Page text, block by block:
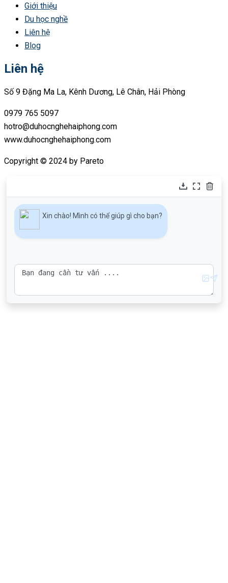
Giới thiệu
Du học nghề
Liên hệ
Blog
Liên hệ
Số 9 Đặng Ma La, Kênh Dương, Lê Chân, Hải Phòng
0979 765 5097
hotro@duhocnghehaiphong.com
www.duhocnghehaiphong.com
Copyright © 2024 by Pareto
Xin chào! Mình có thể giúp gì cho bạn?